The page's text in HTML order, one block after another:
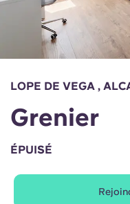
Compte
Sélectionnez un
LOPE DE VEGA ,
Grenier
ÉPUISÉ